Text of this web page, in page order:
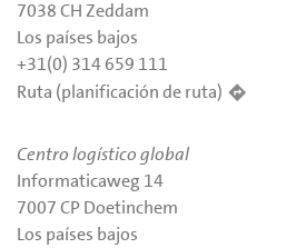
7038 CH Zeddam
Los países bajos
+31(0) 314 659 111
Ruta (planificación de ruta)
Centro logístico global
Informaticaweg 14
7007 CP Doetinchem
Los países bajos